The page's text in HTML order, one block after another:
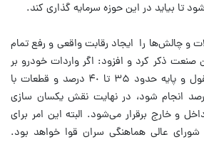
تا بیاید در این حوزه سرمایه گذاری کند.
و چالش‌ها را ایجاد رقابت واقعی و رفع تمام
صنعت ذکر کرد و افزود: اگر واردات خودرو بر
اساس قانون با تعرفه معقول و پایه حدود ٣۵ تا ۴٠ درصد و قطعات با
حدود ٢۵ تا ٣٠ درصد انجام شود، در نهایت نقش یکسان سازی
و خارج برقرار می‌شود. البته این امر برای
شورای عالی هماهنگی سران قوا خواهد بود.